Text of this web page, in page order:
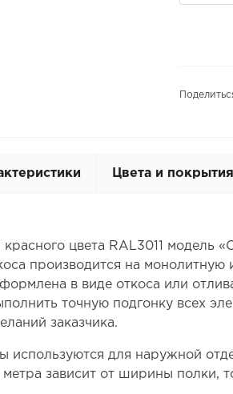
Цвета и покрытия
красного цвета RAL3011 модель
производится на монолитную
в виде откоса или
точную подгонку всех
заказчика.
используются для наружной
метра зависит от ширины полки,